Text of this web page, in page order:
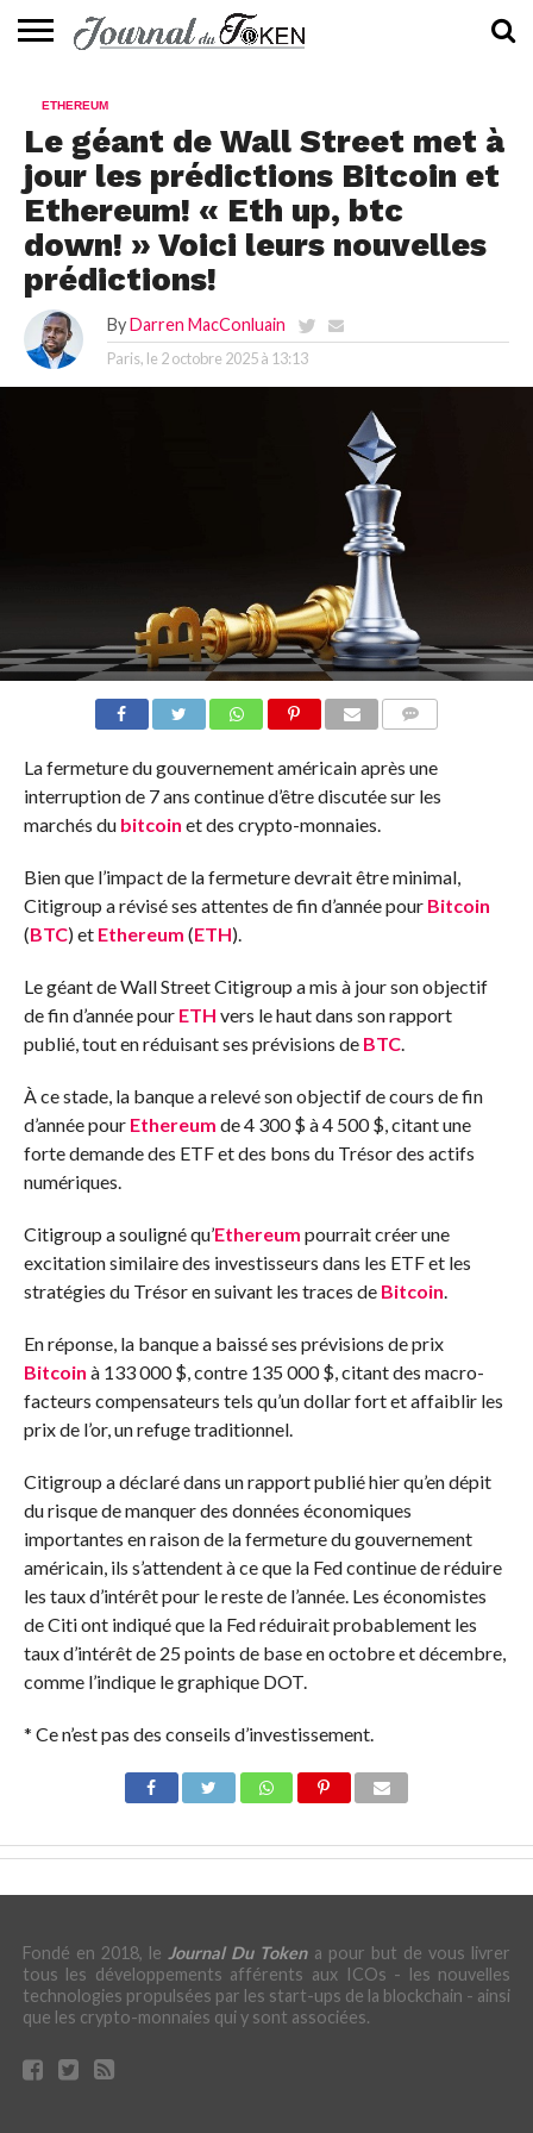
📰
EVALUATION
GUIDE
TENDANCES
À
CONTACTEZ-
ETHEREUM
Le géant de Wall Street met à
jour les prédictions Bitcoin et
Ethereum! « Eth up, btc
down! » Voici leurs nouvelles
prédictions!
By Darren MacConluain
Paris, le 2 octobre 2025 à 13:13
La fermeture du gouvernement américain après une
interruption de 7 ans continue d’être discutée sur les
marchés du bitcoin et des crypto-monnaies.
Bien que l’impact de la fermeture devrait être minimal,
Citigroup a révisé ses attentes de fin d’année pour Bitcoin
(BTC) et Ethereum (ETH).
Le géant de Wall Street Citigroup a mis à jour son objectif
de fin d’année pour ETH vers le haut dans son rapport
publié, tout en réduisant ses prévisions de BTC.
À ce stade, la banque a relevé son objectif de cours de fin
d’année pour Ethereum de 4 300 $ à 4 500 $, citant une
forte demande des ETF et des bons du Trésor des actifs
numériques.
Citigroup a souligné qu’Ethereum pourrait créer une
excitation similaire des investisseurs dans les ETF et les
stratégies du Trésor en suivant les traces de Bitcoin.
En réponse, la banque a baissé ses prévisions de prix
Bitcoin à 133 000 $, contre 135 000 $, citant des macro-
facteurs compensateurs tels qu’un dollar fort et affaiblir les
prix de l’or, un refuge traditionnel.
Citigroup a déclaré dans un rapport publié hier qu’en dépit
du risque de manquer des données économiques
importantes en raison de la fermeture du gouvernement
américain, ils s’attendent à ce que la Fed continue de réduire
les taux d’intérêt pour le reste de l’année. Les économistes
de Citi ont indiqué que la Fed réduirait probablement les
taux d’intérêt de 25 points de base en octobre et décembre,
comme l’indique le graphique DOT.
* Ce n’est pas des conseils d’investissement.
Fondé en 2018, le Journal Du Tokena pour but de vous livrer
tous les développements afférents aux ICOs - les nouvelles
technologies propulsées par les start-ups de la blockchain - ainsi
que les crypto-monnaies qui y sont associées.